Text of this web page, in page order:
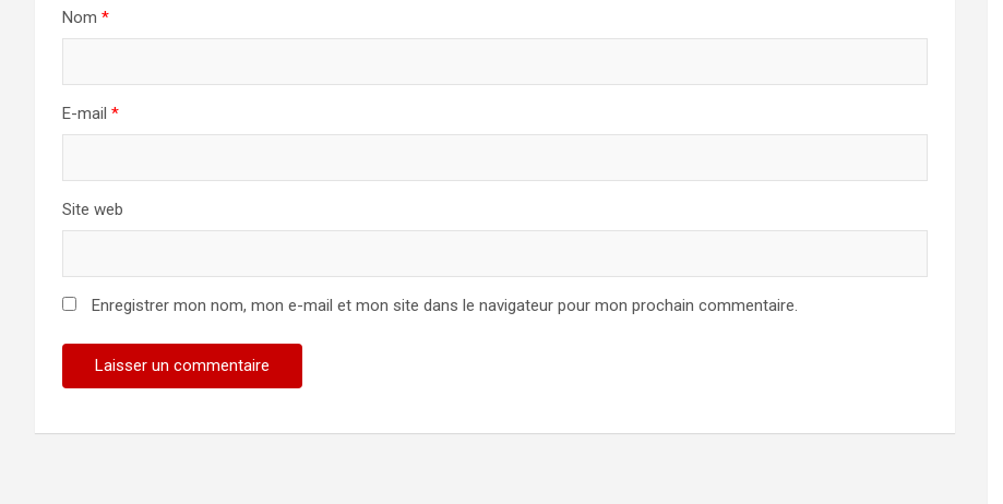
Nom *
E-mail *
Site web
Enregistrer mon nom, mon e-mail et mon site dans le navigateur pour mon prochain commentaire.